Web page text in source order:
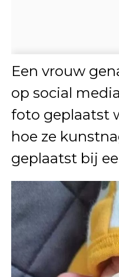
Een vrouw
op social
foto geplaatst
hoe ze
geplaatst bij